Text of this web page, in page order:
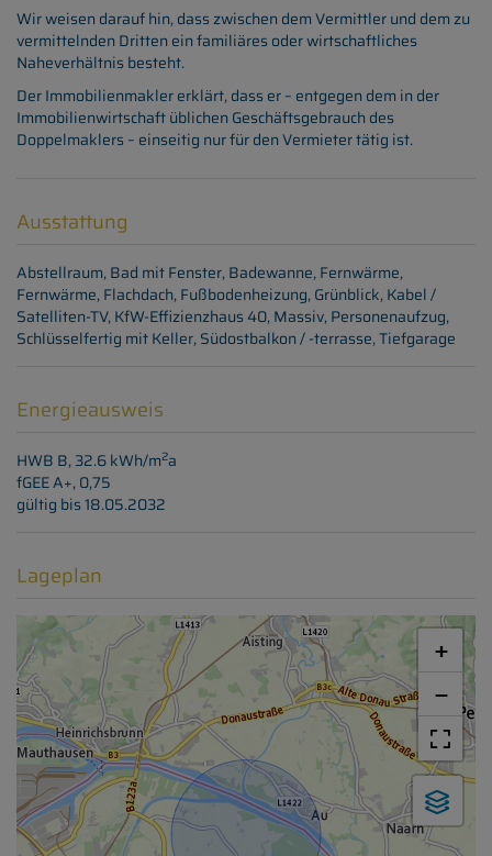
Wir weisen darauf hin, dass zwischen dem Vermittler und dem zu
vermittelnden Dritten ein familiäres oder wirtschaftliches
Naheverhältnis besteht.
Der Immobilienmakler erklärt, dass er – entgegen dem in der
Immobilienwirtschaft üblichen Geschäftsgebrauch des
Doppelmaklers – einseitig nur für den Vermieter tätig ist.
Ausstattung
Abstellraum Bad mit Fenster Badewanne Fernwärme
Fernwärme Flachdach Fußbodenheizung Grünblick Kabel /
Satelliten-TV KfW-Effizienzhaus 40 Massiv Personenaufzug
Schlüsselfertig mit Keller Südostbalkon / -terrasse Tiefgarage
Energieausweis
HWB B, 32.6 kWh/m2a
fGEEA+, 0,75
gültig bis18.05.2032
Lageplan
+
−